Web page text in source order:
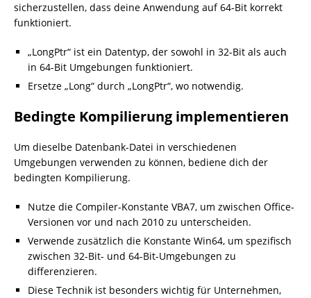
sicherzustellen, dass deine Anwendung auf 64-Bit korrekt
funktioniert.
„LongPtr“ ist ein Datentyp, der sowohl in 32-Bit als auch
in 64-Bit Umgebungen funktioniert.
Ersetze „Long“ durch „LongPtr“, wo notwendig.
Bedingte Kompilierung implementieren
Um dieselbe Datenbank-Datei in verschiedenen
Umgebungen verwenden zu können, bediene dich der
bedingten Kompilierung.
Nutze die Compiler-Konstante VBA7, um zwischen Office-
Versionen vor und nach 2010 zu unterscheiden.
Verwende zusätzlich die Konstante Win64, um spezifisch
zwischen 32-Bit- und 64-Bit-Umgebungen zu
differenzieren.
Diese Technik ist besonders wichtig für Unternehmen,